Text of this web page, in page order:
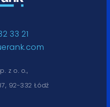
33 21
z o. o.,
92-332 Łódź